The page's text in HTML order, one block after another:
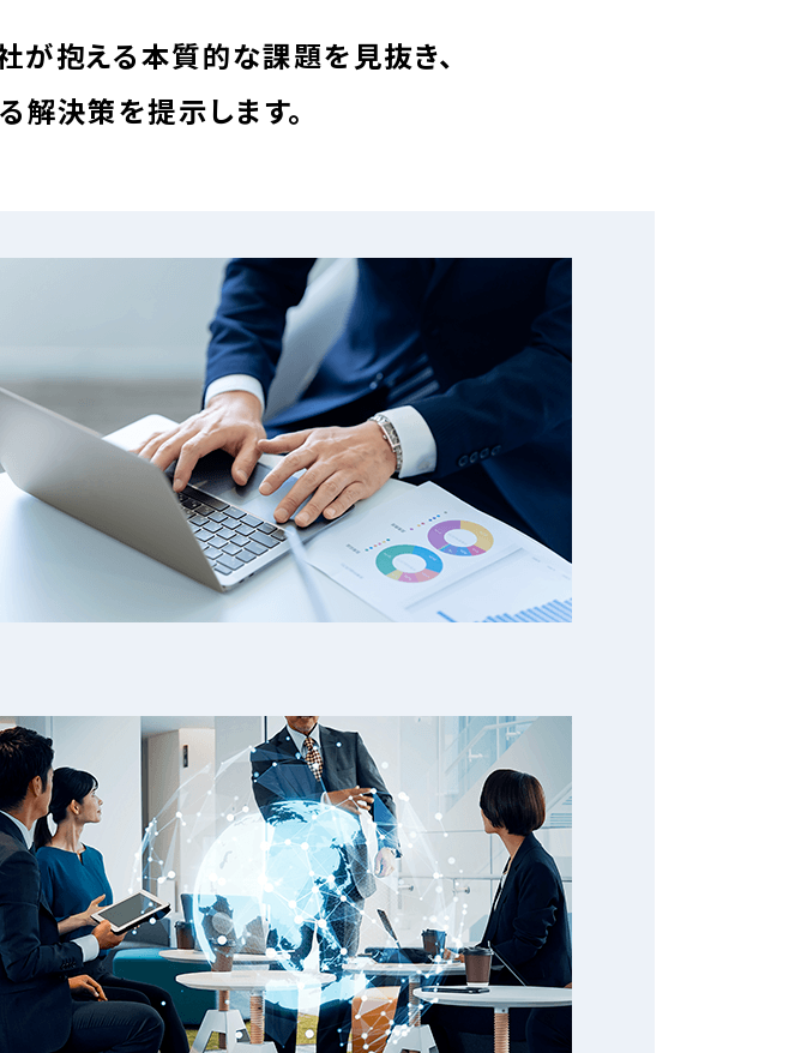
が抱える本質的な課題を見抜き、
解決策を提示します。